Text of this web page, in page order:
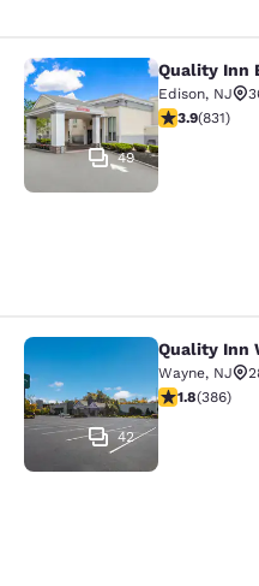
Quality Inn
49
Quality Inn
Edison, NJ
classificação
3.9(831)
Quality Inn
42
Quality Inn
Wayne, NJ
classificação
1.8(386)